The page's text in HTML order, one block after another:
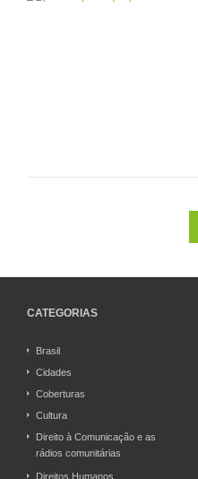
CATEGORIAS
Brasil
Cidades
Coberturas
Cultura
Direito à Comunicação e as
rádios comunitárias
Direitos Humanos